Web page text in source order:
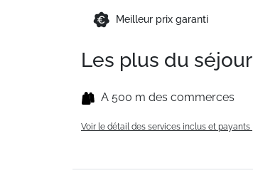
Meilleur prix garanti
Les plus du séjour
A 500 m des commerces
Voir le détail des services inclus et payants